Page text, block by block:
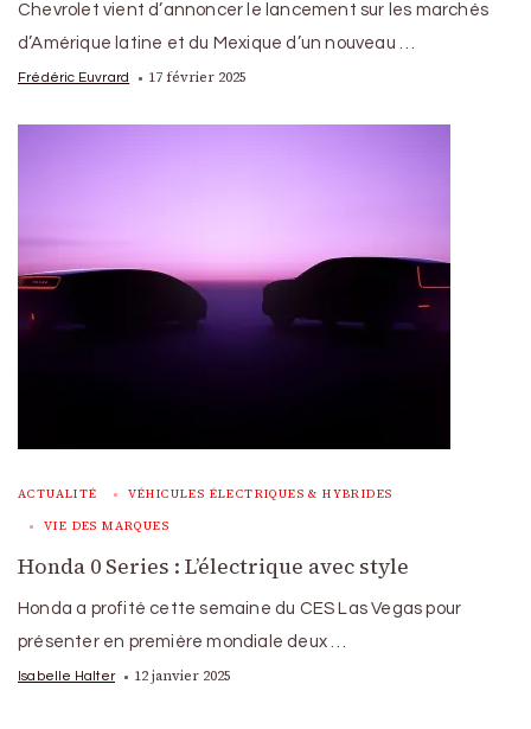
Chevrolet vient d’annoncer le lancement sur les marchés
d’Amérique latine et du Mexique d’un nouveau …
Frédéric Euvrard 17 février 2025
ACTUALITÉ VÉHICULES ÉLECTRIQUES & HYBRIDES
VIE DES MARQUES
Honda 0 Series : L’électrique avec style
Honda a profité cette semaine du CES Las Vegas pour
présenter en première mondiale deux …
Isabelle Halter 12 janvier 2025